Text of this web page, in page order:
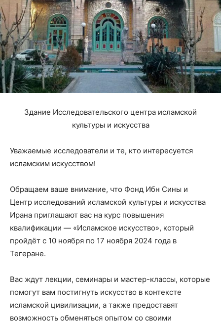
Здание Исследовательского центра исламской
культуры и искусства
Уважаемые исследователи и те, кто интересуется
исламским искусством!
Обращаем ваше внимание, что Фонд Ибн Сины и
Центр исследований исламской культуры и искусства
Ирана приглашают вас на курс повышения
квалификации — «Исламское искусство», который
пройдёт с 10 ноября по 17 ноября 2024 года в
Тегеране.
Вас ждут лекции, семинары и мастер-классы, которые
помогут вам постигнуть искусство в контексте
исламской цивилизации, а также предоставят
возможность обменяться опытом со своими